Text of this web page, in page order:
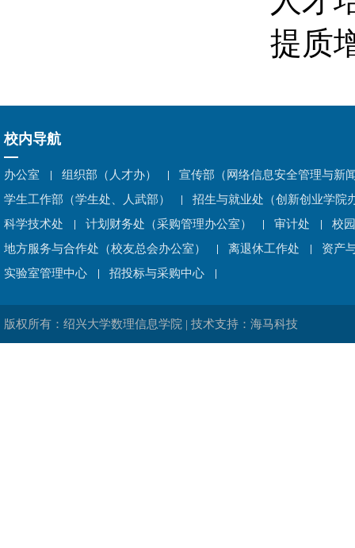
提质
校内导航
办公室 组织部（人才办）
宣传部（网络信息安全管理与新
学生工作部（学生处、人武部）
招生与就业处（创新创业学院
科学技术处
计划财务处（采购管理办公室） 审计处
校
地方服务与合作处（校友总会办公室）
离退休工作处
资产
实验室管理中心
招投标与采购中心
版权所有：绍兴大学数理信息学院 | 技术支持：海马科技